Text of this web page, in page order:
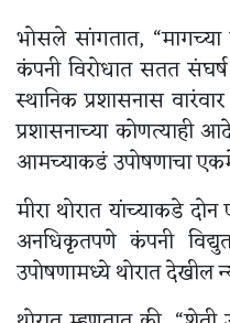
भोसले सांगतात,
कंपनी विरोधात सतत
स्थानिक प्रशासनास
प्रशासनाच्या कोणत्याही
आमच्याकडं उपोषणाचा
मीरा थोरात यांच्याकडे
अनधिकृतपणे कंपनी
उपोषणामध्ये थोरात देखील